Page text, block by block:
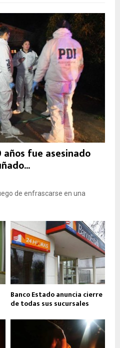
años fue asesinado
de enfrascarse en una
Banco Estado anuncia cierre
de todas sus sucursales